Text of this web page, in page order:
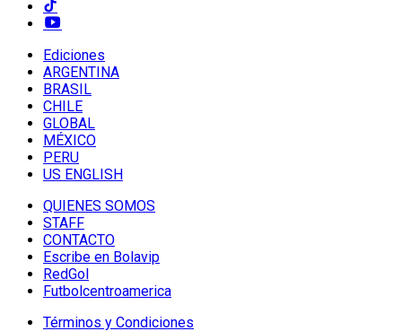
Ediciones
ARGENTINA
BRASIL
CHILE
GLOBAL
MÉXICO
PERU
US ENGLISH
QUIENES SOMOS
STAFF
CONTACTO
Escribe en Bolavip
RedGol
Futbolcentroamerica
Términos y Condiciones